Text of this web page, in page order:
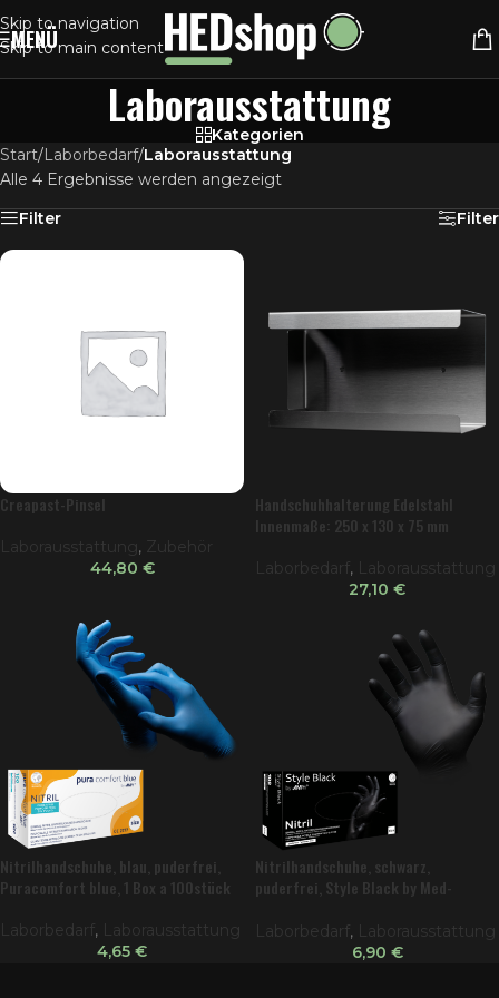
Skip to navigation
Skip to main content
MENÜ
Laborausstattung
Kategorien
Start/Laborbedarf/Laborausstattung
Alle 4 Ergebnisse werden angezeigt
Filter
Filter
Creapast-Pinsel
Laborausstattung, Zubehör
44,80 €
Handschuhhalterung Edelstahl
Innenmaße: 250 x 130 x 75 mm
Laborbedarf, Laborausstattung
27,10 €
Nitrilhandschuhe, blau, puderfrei,
Puracomfort blue, 1 Box a 100stück
Laborbedarf, Laborausstattung
4,65 €
Nitrilhandschuhe, schwarz,
puderfrei, Style Black by Med-
Laborbedarf, Laborausstattung
6,90 €